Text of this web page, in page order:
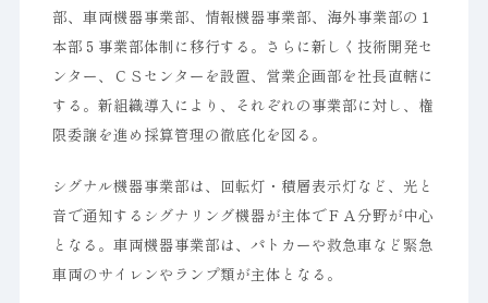
部、車両機器事業部、情報機器事業部、海外事業部の１
本部５事業部体制に移行する。さらに新しく技術開発セ
ンター、ＣＳセンターを設置、営業企画部を社長直轄に
する。新組織導入により、それぞれの事業部に対し、権
限委譲を進め採算管理の徹底化を図る。
シグナル機器事業部は、回転灯・積層表示灯など、光と
音で通知するシグナリング機器が主体でＦＡ分野が中心
となる。車両機器事業部は、パトカーや救急車など緊急
車両のサイレンやランプ類が主体となる。